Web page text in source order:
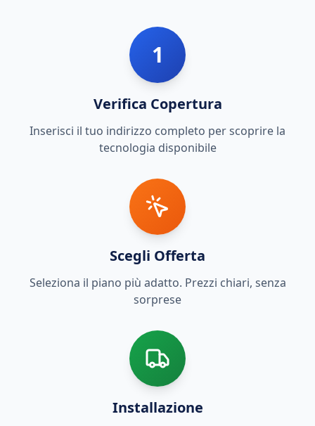
1
Verifica Copertura
Inserisci il tuo indirizzo completo per scoprire la
tecnologia disponibile
Scegli Offerta
Seleziona il piano più adatto. Prezzi chiari, senza
sorprese
Installazione